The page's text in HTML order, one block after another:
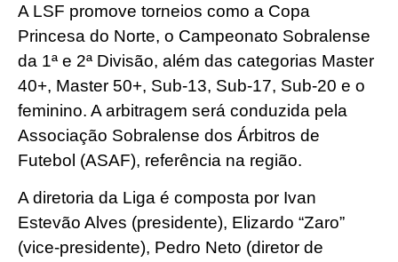
A LSF promove torneios como a Copa
Princesa do Norte, o Campeonato Sobralense
da 1ª e 2ª Divisão, além das categorias Master
40+, Master 50+, Sub-13, Sub-17, Sub-20 e o
feminino. A arbitragem será conduzida pela
Associação Sobralense dos Árbitros de
Futebol (ASAF), referência na região.
A diretoria da Liga é composta por Ivan
Estevão Alves (presidente), Elizardo “Zaro”
(vice-presidente), Pedro Neto (diretor de